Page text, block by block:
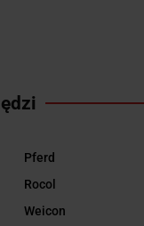
Pferd
Rocol
Weicon